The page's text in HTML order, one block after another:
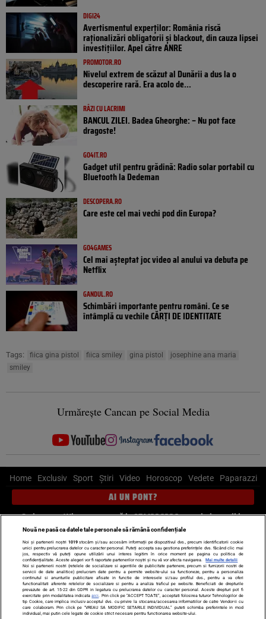
DIGI24
Avertismentul experților: România riscă
raționalizări obligatorii și blackout, din cauza lipsei
investițiilor. Apel către ANRE
PROMOTOR.RO
Nivelul extrem de scăzut al Dunării a dus la o
descoperire rară. Era acolo de...
RÂZI CU LACRIMI
BANCUL ZILEI. Badea Gheorghe: – Nu pot face
dragoste!
GO4IT.RO
Gadget util pentru grădină: Radio solar portabil cu
Bluetooth la Dedeman
DESCOPERA.RO
Care este cel mai vechi pod din Europa?
GO4GAMES
Cel mai așteptat joc video al anului va debuta pe
Netflix
GANDUL.RO
Schimbări importante pentru români. Ce se
întâmplă cu vechile CĂRȚI DE IDENTITATE
Tags: fiica gina pistol fiica smiley gina pistol
josephine ana maria
smiley
Urmărește Cancan pe Social Media
Home Exclusiv Sport Știri Video Horoscop Vedete Paparazzi
AI UN PONT?
Scrie-ne pe Whatsapp, sună la 0741226226 sau trimite mail la
pont@cancan.ro
Știri interne Știri externe
Politică
Ultimele stiri
Diete Insula Iubirii Dictionar de vise
LIFE STYLE
Horoscop
Echipa editorială
Termeni si condiții Politica de confidențialitate
Nouă ne pasă ca datele tale personale să rămână confidențiale
Noi și partenerii noștri 1019stocăm și/sau accesăm informații pe dispozitivul dvs., precum identificatorii cookie
unici pentru prelucrarea datelor cu caracter personal. Puteți accepta sau gestiona preferințele dvs. făcând clic mai
jos, respectiv vă puteți opune utilizării unui interes legitim în orice moment pe pagina cu politica de
confidențialitate. Aceste alegeri vor fi raportate partenerilor noștri și nu vă vor afecta navigarea.
Mai multe detalii
Noi si partenerii nostri (retelele de socializare si agentiile de publicitate partenere, precum si furnizorii nostri de
servicii de date analitice) prelucram date pentru a permite website-ului sa functioneze, pentru a personaliza
continutul si anunturile publicitare afisate in functie de interesele si/sau profilul dvs., pentru a va oferi
functionalitati aferente retelelor de socializare si pentru a analiza traficul pe website. Beneficiati de drepturile
prevazute de art. 15-22 din GDPR in legatura cu prelucrarea datelor cu caracter personal. Aceste drepturi pot fi
exercitate prin modalitatea indicataaici . Prin click pe “ACCEPT TOATE”, acceptati folosirea tuturor Tehnologiilor de
tip Cookie, care implica inclusiv acceptul dvs. cu privire la stocarea/accesarea informatiilor de catre Vendor-ii cu
care colaboram. Prin click pe “VREAU SA MODIFIC SETARILE INDIVIDUAL” puteti schimba preferintele in mod
individual, mai putin cele legate de cookie strict necesare pentru functionarea website-ului.